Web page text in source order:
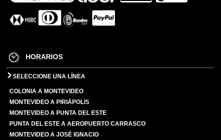
HORARIOS
SELECCIONE UNA LÍNEA
COLONIA A MONTEVIDEO
MONTEVIDEO A PIRIÁPOLIS
MONTEVIDEO A PUNTA DEL ESTE
PUNTA DEL ESTE A AEROPUERTO CARRASCO
MONTEVIDEO A JOSÉ IGNACIO